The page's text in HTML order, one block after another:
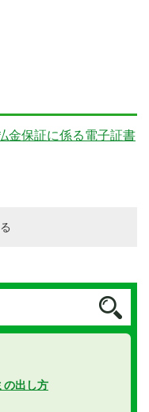
金保証に係る電子証書
の出し方